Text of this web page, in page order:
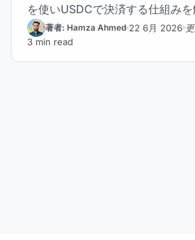
を使いUSDCで決済する仕組みを
著者: Hamza Ahmed 22 6月 2026
3 min read